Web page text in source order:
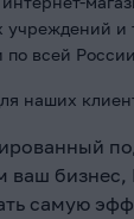
учреждений и
всей
наших
ваш
самую